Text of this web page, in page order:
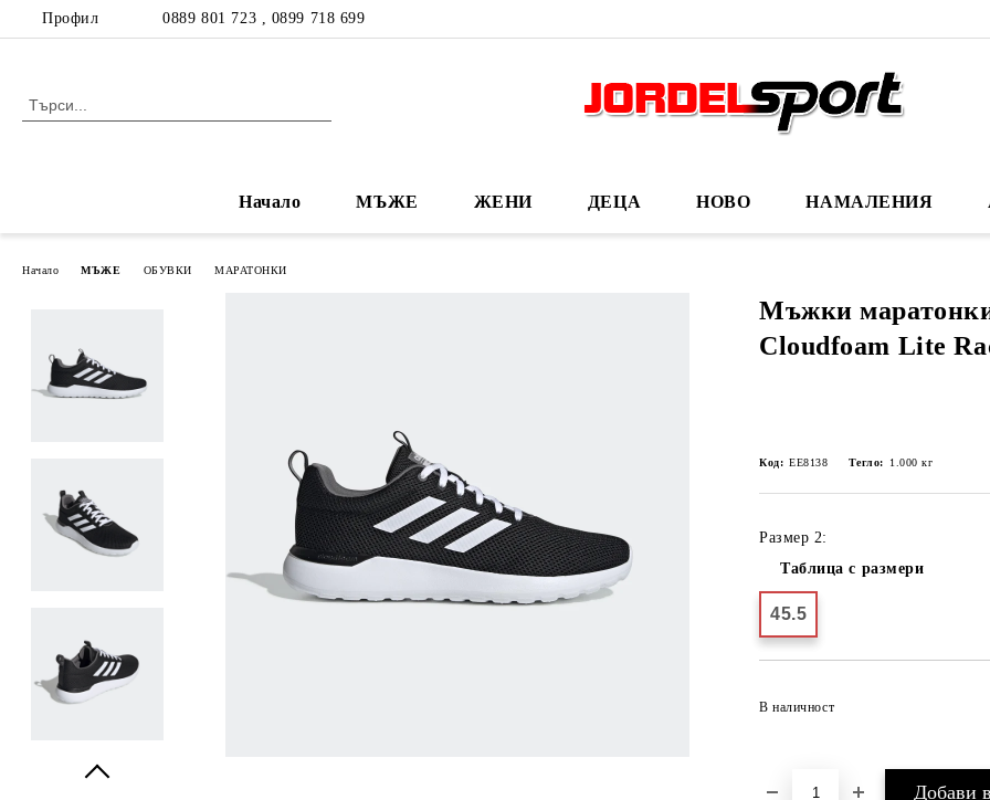
Профил 0889 801 723 , 0899 718 699
Начало МЪЖЕ ЖЕНИ ДЕЦА НОВО НАМАЛЕНИЯ
Начало МЪЖЕ ОБУВКИ МАРАТОНКИ
Мъжки
Cloudfoam Lite
Код: EE8138 Тегло: 1.000 кг
Размер 2:
Таблица с размери
45.5
В наличност